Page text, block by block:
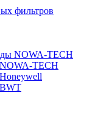
фильтров
NOWA-TECH
TECH